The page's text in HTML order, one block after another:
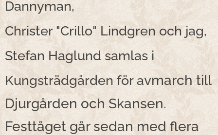
Dannyman,
Christer "Crillo" Lindgren och jag,
Stefan Haglund samlas i
Kungsträdgården för avmarch till
Djurgården och Skansen.
Festtåget går sedan med flera